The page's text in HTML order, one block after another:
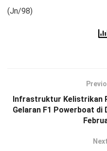
(Jn/98)
Infrastruktur Kelistrikan
Gelaran F1 Powerboat di